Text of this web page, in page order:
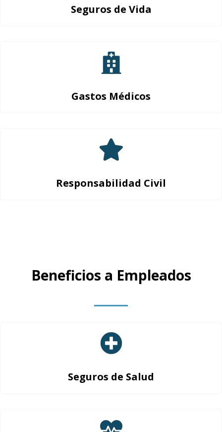
Seguros de Vida
Gastos Médicos
Responsabilidad Civil
Beneficios a Empleados
Seguros de Salud